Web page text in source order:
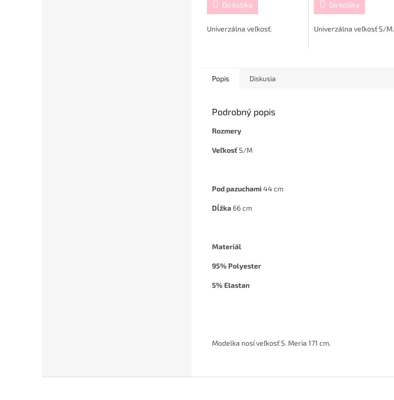
Do košíka
Univerzálna veľkosť.
Do košíka
Univerzálna veľkosť S/M.
Popis Diskusia
Podrobný popis
Rozmery
VeľkosťS/M
Pod pazuchami 44 cm
Dĺžka 66 cm
Materiál
95% Polyester
5% Elastan
Modelka nosí veľkosť S. Meria 171 cm.